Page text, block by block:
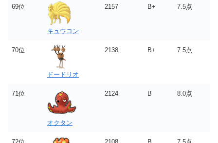
69位
キュウコン
2157 B+ 7.5点
70位
ドードリオ
2138 B+ 7.5点
71位
オクタン
2124 B 8.0点